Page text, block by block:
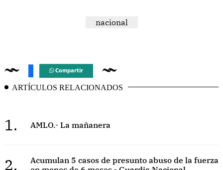
nacional
Compartir
ARTÍCULOS RELACIONADOS
1. AMLO.- La mañanera
2.
Acumulan 5 casos de presunto abuso de la fuerza